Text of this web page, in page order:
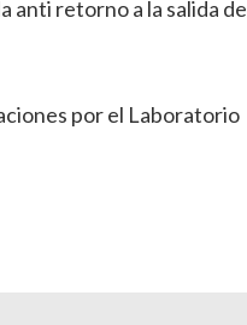
anti retorno a la salida de
por el Laboratorio